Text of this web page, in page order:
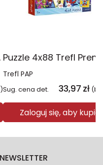
96012
Trefl PAP
Sug. cena det. 33,97 zł
Zaloguj się, aby kupić